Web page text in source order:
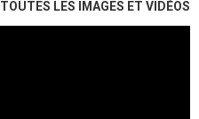
TOUTES LES IMAGES ET VIDÉOS